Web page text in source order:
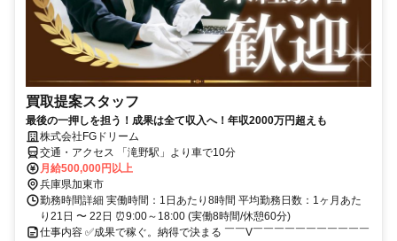
買取提案スタッフ
最後の一押しを担う！成果は全て収入へ！年収2000万円超えも
株式会社FGドリーム
交通・アクセス 「滝野駅」より車で10分
月給500,000円以上
兵庫県加東市
勤務時間詳細 実働時間：1日あたり8時間 平均勤務日数：1ヶ月あた
り21日 〜 22日 ⏰9:00～18:00 (実働8時間/休憩60分)
仕事内容 ✅成果で稼ぐ。納得で決まる ￣￣V￣￣￣￣￣￣￣￣￣￣￣